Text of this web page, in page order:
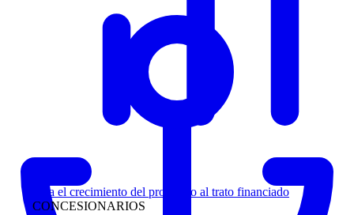
Siga el crecimiento del prospecto al trato financiado
CONCESIONARIOS